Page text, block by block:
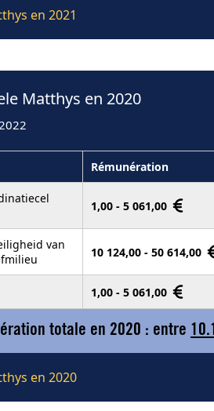
en 2021
Matthys en 2020
Rémunération
1,00 - 5 061,00
van
10 124,00 - 50 614,00
1,00 - 5 061,00
totale en 2020 : entre
en 2020